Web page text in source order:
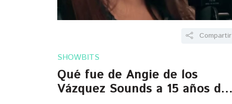
Compartir
SHOWBITS
Qué fue de Angie de los
Vázquez Sounds a 15 años de